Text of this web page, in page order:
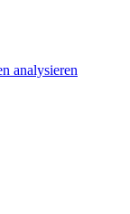
analysieren